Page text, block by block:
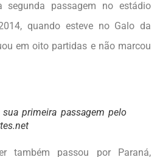
passagem no estádio
quando esteve no Galo da
em oito partidas e não marcou
primeira passagem pelo
também passou por Paraná,